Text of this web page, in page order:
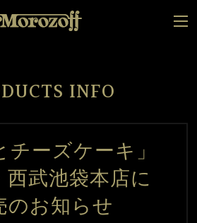
INFO
チーズケーキ」
武池袋本店に
のお知らせ